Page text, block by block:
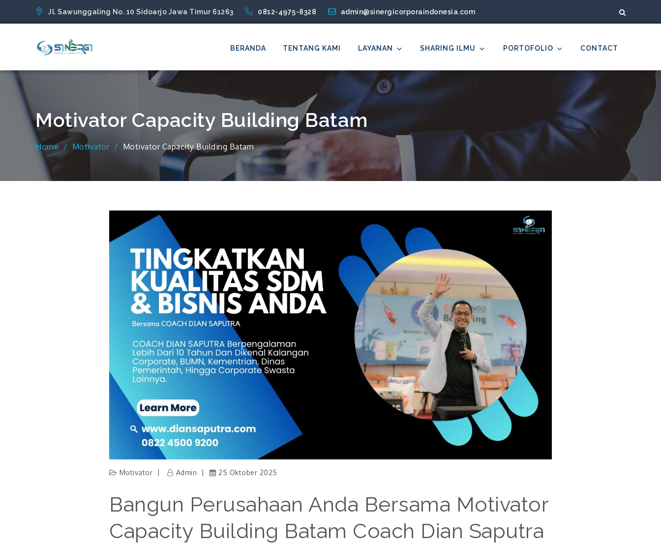
Jl. Sawunggaling No. 10 Sidoarjo Jawa Timur 61263 0812-4975-8328 admin@sinergicorporaindonesia.com
Sinergi Corpora Indonesia
BERANDA TENTANG KAMI LAYANAN SHARING ILMU PORTOFOLIO CONTACT
Motivator Capacity Building Batam
Home Motivator Motivator Capacity Building Batam
Motivator Admin 25 Oktober 2025
Bangun Perusahaan Anda Bersama Motivator
Capacity Building Batam Coach Dian Saputra